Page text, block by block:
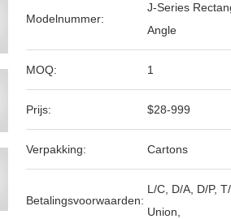
Modelnummer:
J-Series
Angle
MOQ: 1
Prijs: $28-999
Verpakking: Cartons
Betalingsvoorwaarden:
L/C, D/A, D/P,
Union,